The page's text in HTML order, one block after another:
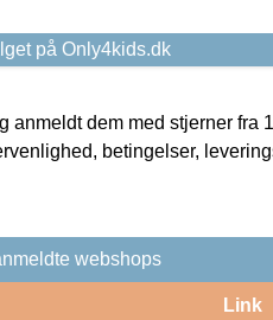
på Only4kids.dk
dem med stjerner fra
betingelser,
webshops
Link